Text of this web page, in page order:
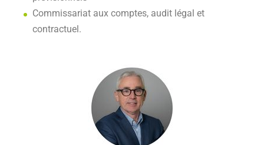
Commissariat aux comptes, audit légal et
contractuel.